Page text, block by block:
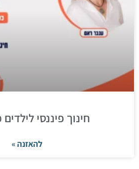
חינוך פיננסי לילדים
להאזנה »